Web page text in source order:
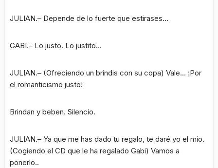
JULIAN.– Depende de lo fuerte que estirases…
GABI.– Lo justo. Lo justito…
JULIAN.– (Ofreciendo un brindis con su copa) Vale… ¡Por
el romanticismo justo!
Brindan y beben. Silencio.
JULIAN.– Ya que me has dado tu regalo, te daré yo el mío.
(Cogiendo el CD que le ha regalado Gabi) Vamos a
ponerlo..